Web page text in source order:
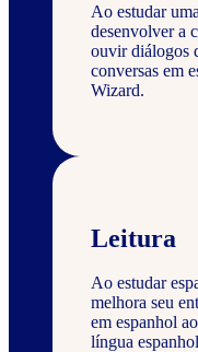
Ao estudar
desenvolver a
ouvir diálogos
conversas em
Wizard.
Leitura
Ao estudar
melhora seu
em espanhol
língua